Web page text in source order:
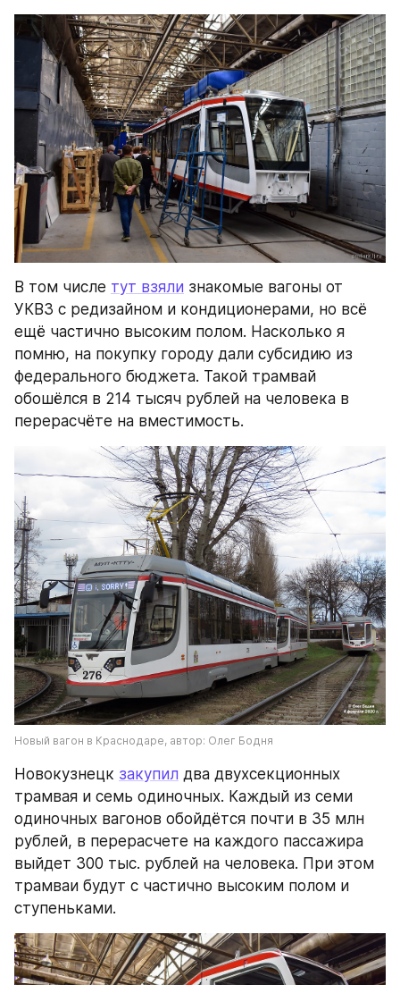
В том числе тут взяли знакомые вагоны от
УКВЗ с редизайном и кондиционерами, но всё
ещё частично высоким полом. Насколько я
помню, на покупку городу дали субсидию из
федерального бюджета. Такой трамвай
обошёлся в 214 тысяч рублей на человека в
перерасчёте на вместимость.
Новый вагон в Краснодаре, автор: Олег Бодня
Новокузнецк закупил два двухсекционных
трамвая и семь одиночных. Каждый из семи
одиночных вагонов обойдётся почти в 35 млн
рублей, в перерасчете на каждого пассажира
выйдет 300 тыс. рублей на человека. При этом
трамваи будут с частично высоким полом и
ступеньками.